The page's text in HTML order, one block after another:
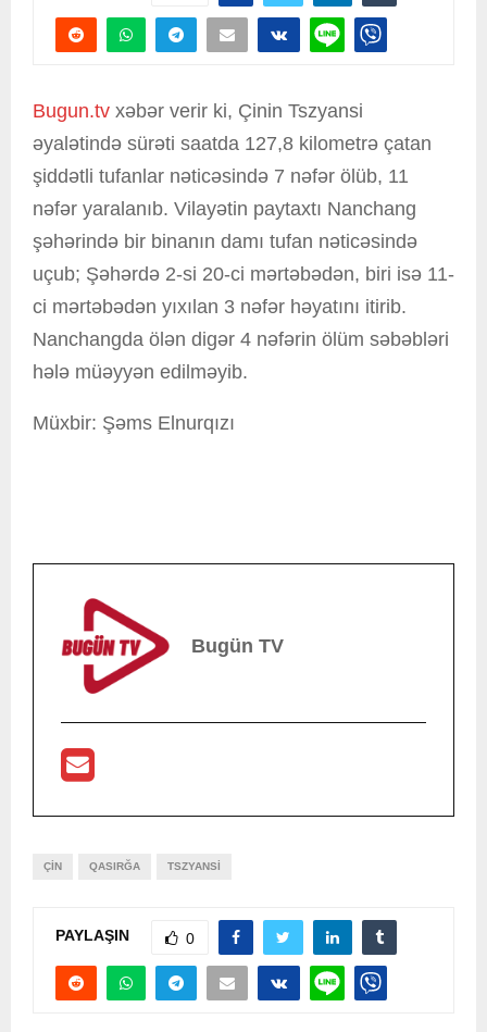
Bugun.tv xəbər verir ki, Çinin Tszyansi
əyalətində sürəti saatda 127,8 kilometrə çatan
şiddətli tufanlar nəticəsində 7 nəfər ölüb, 11
nəfər yaralanıb. Vilayətin paytaxtı Nanchang
şəhərində bir binanın damı tufan nəticəsində
uçub; Şəhərdə 2-si 20-ci mərtəbədən, biri isə 11-
ci mərtəbədən yıxılan 3 nəfər həyatını itirib.
Nanchangda ölən digər 4 nəfərin ölüm səbəbləri
hələ müəyyən edilməyib.
Müxbir: Şəms Elnurqızı
Bugün TV
ÇIN QASIRĞA TSZYANSI
PAYLAŞIN 0